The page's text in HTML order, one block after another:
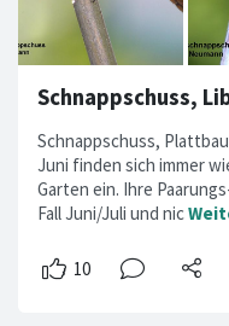
Schnappschuss,
Juni finden sich immer
Garten ein. Ihre
Fall Juni/Juli und nic